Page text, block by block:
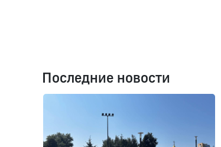
Последние новости